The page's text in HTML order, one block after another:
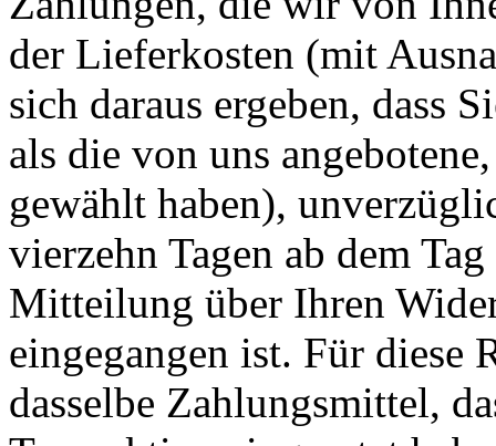
der Lieferkosten (mit
sich daraus ergeben, dass
als die von uns
gewählt haben),
vierzehn Tagen ab dem
Mitteilung über Ihren
eingegangen ist. Für diese
dasselbe Zahlungsmittel,